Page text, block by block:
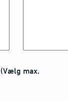
(Vælg max.